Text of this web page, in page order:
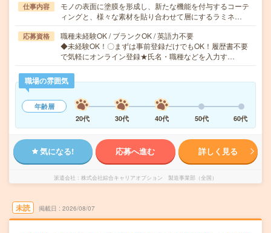
仕事内容
モノの表面に塗膜を形成し、新たな機能を付与するコーテ
ィングと、様々な素材を貼り合わせて層にするラミネ…
応募資格
職種未経験OK / ブランクOK / 英語力不要
◆未経験OK！〇まずは事前登録だけでもOK！履歴書不要
で気軽にオンライン登録★氏名・職種などを入力す…
職場の雰囲気
年齢層
20代
30代 40代 50代 60代
気になる! 応募へ進む 詳しく見る
派遣会社 株式会社綜合キャリアオプション 製造事業部（全国）
未読 掲載日 2026/08/07